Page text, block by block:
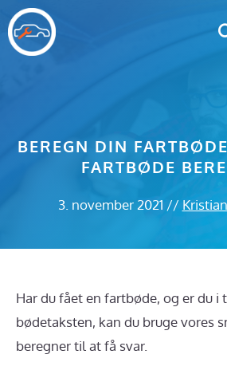
Hop
til
indhold
BEREGN DIN
FARTBØDE
3. november 2021 //
Har du fået en fartbøde, og er du i
bødetaksten, kan du bruge vores
beregner til at få svar.